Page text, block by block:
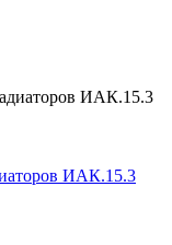
ИАК.15.3